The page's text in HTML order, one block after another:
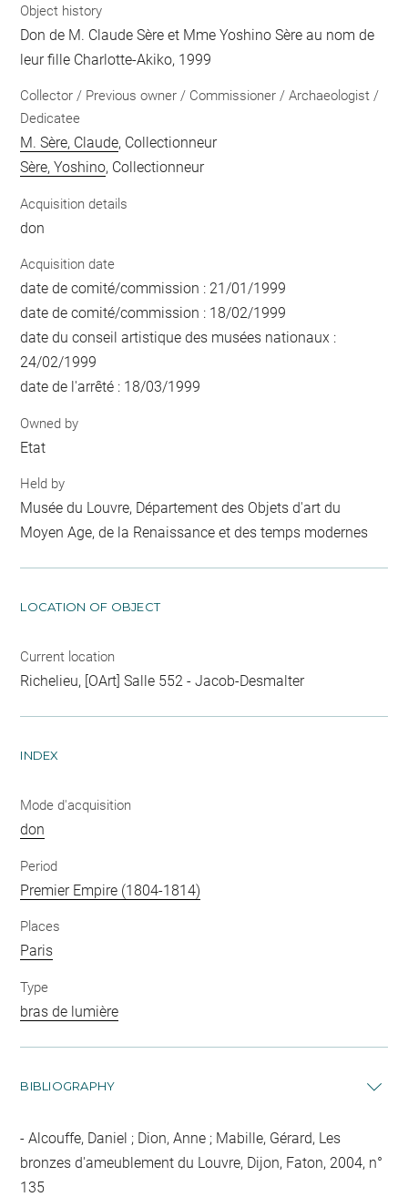
Object history
Don de M. Claude Sère et Mme Yoshino Sère au nom de
leur fille Charlotte-Akiko, 1999
Collector / Previous owner / Commissioner / Archaeologist /
Dedicatee
M. Sère, Claude, Collectionneur
Sère, Yoshino, Collectionneur
Acquisition details
don
Acquisition date
date de comité/commission : 21/01/1999
date de comité/commission : 18/02/1999
date du conseil artistique des musées nationaux :
24/02/1999
date de l'arrêté : 18/03/1999
Owned by
Etat
Held by
Musée du Louvre, Département des Objets d'art du
Moyen Age, de la Renaissance et des temps modernes
LOCATION OF OBJECT
Current location
Richelieu, [OArt] Salle 552 - Jacob-Desmalter
INDEX
Mode d'acquisition
don
Period
Premier Empire (1804-1814)
Places
Paris
Type
bras de lumière
BIBLIOGRAPHY
Alcouffe, Daniel ; Dion, Anne ; Mabille, Gérard, Les
bronzes d'ameublement du Louvre, Dijon, Faton, 2004, n°
135